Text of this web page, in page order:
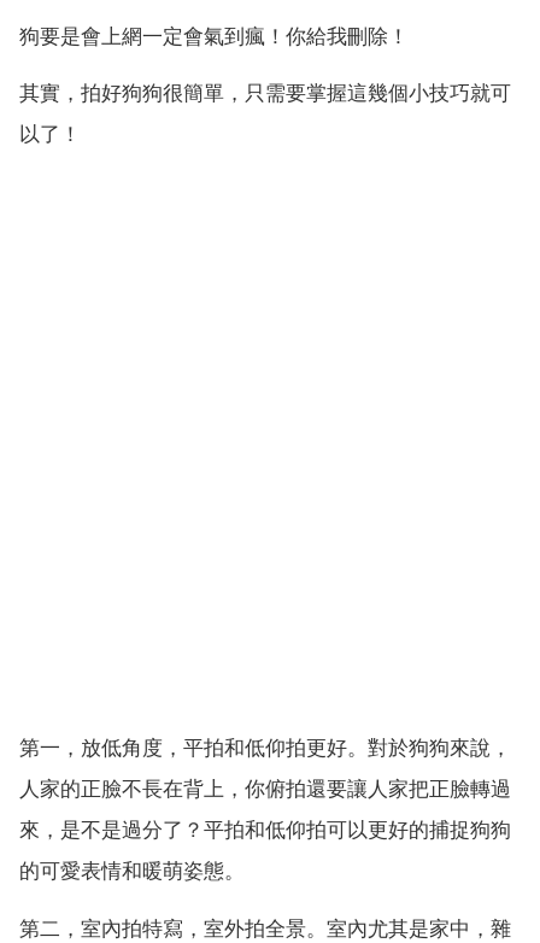
狗要是會上網一定會氣到瘋！你給我刪除！
其實，拍好狗狗很簡單，只需要掌握這幾個小技巧就可
以了！
第一，放低角度，平拍和低仰拍更好。對於狗狗來說，
人家的正臉不長在背上，你俯拍還要讓人家把正臉轉過
來，是不是過分了？平拍和低仰拍可以更好的捕捉狗狗
的可愛表情和暖萌姿態。
第二，室內拍特寫，室外拍全景。室內尤其是家中，雜